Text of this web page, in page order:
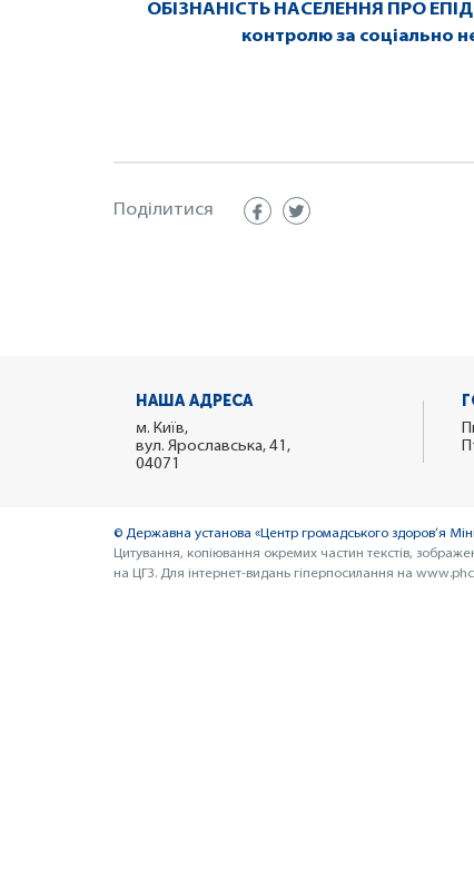
ОБІЗНАНІСТЬ НАСЕЛЕННЯ ПРО
контролю за соціально
Поділитися
НАША АДРЕСА
м. Київ,
вул. Ярославська, 41,
04071
© Державна установа «Центр громадського здоров’я
Цитування, копіювання окремих частин текстів,
на ЦГЗ. Для інтернет-видань гіперпосилання на